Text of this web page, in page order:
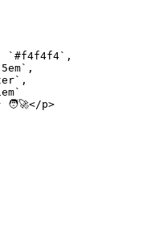
` #f4f4f4` ,
` ,
` ,
`
🧑‍🚀</p>